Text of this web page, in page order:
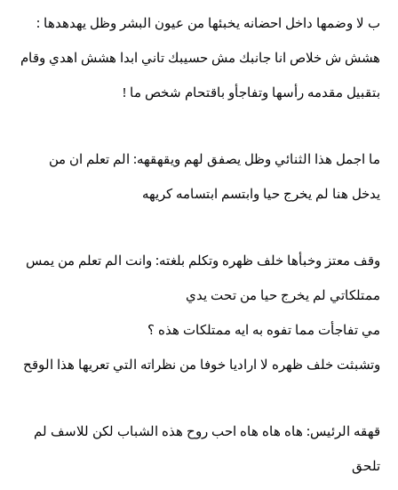
ب لا وضمها داخل احضانه يخبئها من عيون البشر وظل يهدهدها :
هشش ش خلاص انا جانبك مش حسيبك تاني ابدا هشش اهدي وقام
بتقبيل مقدمه رأسها وتفاجأو باقتحام شخص ما !
ما اجمل هذا الثنائي وظل يصفق لهم ويقهقهه: الم تعلم ان من
يدخل هنا لم يخرج حيا وابتسم ابتسامه كريهه
وقف معتز وخبأها خلف ظهره وتكلم بلغته: وانت الم تعلم من يمس
ممتلكاتي لم يخرج حيا من تحت يدي
مي تفاجأت مما تفوه به ايه ممتلكات هذه ؟
وتشبثت خلف ظهره لا اراديا خوفا من نظراته التي تعريها هذا الوقح
قهقه الرئيس: هاه هاه هاه احب روح هذه الشباب لكن للاسف لم
تلحق